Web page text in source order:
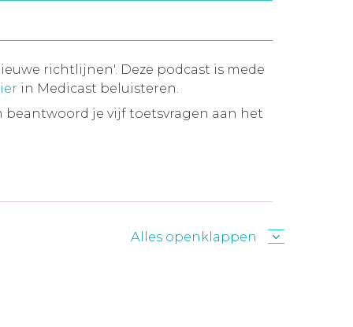
richtlijnen'. Deze podcast is mede
in Medicast beluisteren.
beantwoord je vijf toetsvragen aan het
Alles openklappen